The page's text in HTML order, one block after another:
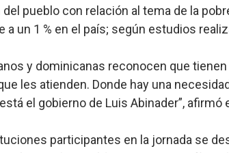
pueblo con relación al tema de la
a un 1 % en el país; según estudios
y dominicanas reconocen que
les atienden. Donde hay una
el gobierno de Luis Abinader”, afirmó
participantes en la jornada se